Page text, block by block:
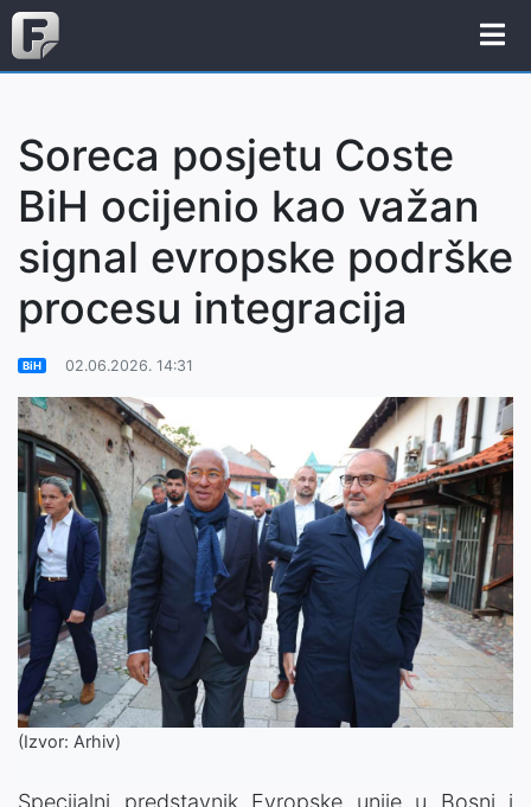
Soreca posjetu Coste
BiH ocijenio kao važan
signal evropske podrške
procesu integracija
BiH 02.06.2026. 14:31
(Izvor: Arhiv)
Specijalni predstavnik Evropske unije u Bosni i